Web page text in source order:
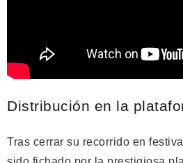
Distribución en la
Tras cerrar su recorrido en